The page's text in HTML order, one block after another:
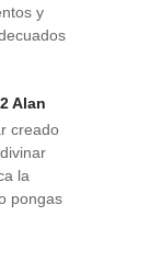
y
Alan
creado
la
pongas